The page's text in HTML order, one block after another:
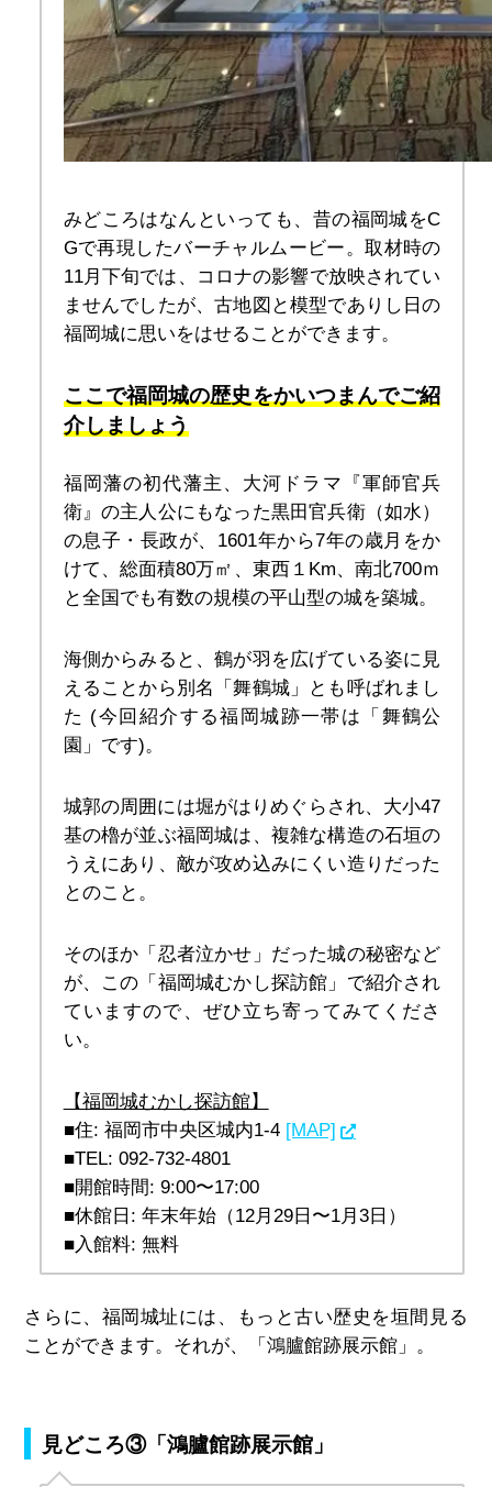
みどころはなんといっても、昔の福岡城をC
Gで再現したバーチャルムービー。取材時の
11月下旬では、コロナの影響で放映されてい
ませんでしたが、古地図と模型でありし日の
福岡城に思いをはせることができます。
ここで福岡城の歴史をかいつまんでご紹
介しましょう
福岡藩の初代藩主、大河ドラマ『軍師官兵
衛』の主人公にもなった黒田官兵衛（如水）
の息子・長政が、1601年から7年の歳月をか
けて、総面積80万㎡、東西１Km、南北700ｍ
と全国でも有数の規模の平山型の城を築城。
海側からみると、鶴が羽を広げている姿に見
えることから別名「舞鶴城」とも呼ばれまし
た (今回紹介する福岡城跡一帯は「舞鶴公
園」です)。
城郭の周囲には堀がはりめぐらされ、大小47
基の櫓が並ぶ福岡城は、複雑な構造の石垣の
うえにあり、敵が攻め込みにくい造りだった
とのこと。
そのほか「忍者泣かせ」だった城の秘密など
が、この「福岡城むかし探訪館」で紹介され
ていますので、ぜひ立ち寄ってみてくださ
い。
【福岡城むかし探訪館】
■住: 福岡市中央区城内1-4 [MAP]
■TEL: 092-732-4801
■開館時間: 9:00〜17:00
■休館日: 年末年始（12月29日〜1月3日）
■入館料: 無料
さらに、福岡城址には、もっと古い歴史を垣間見る
ことができます。それが、「鴻臚館跡展示館」。
見どころ③「鴻臚館跡展示館」